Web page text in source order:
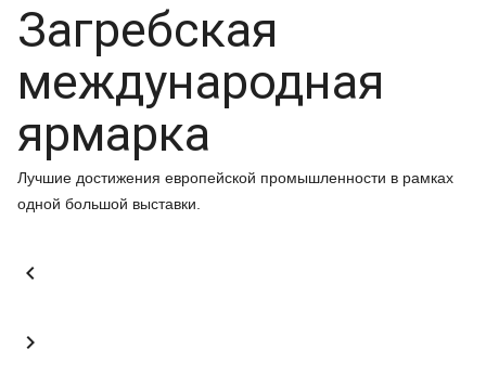
Загребская
международная
ярмарка
Лучшие достижения европейской промышленности в рамках
одной большой выставки.

